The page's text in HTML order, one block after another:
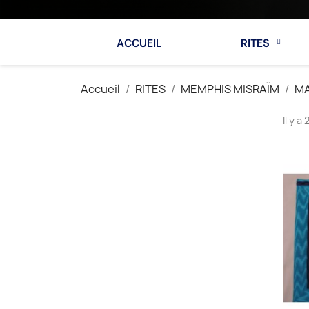
ACCUEIL RITES
Accueil RITES MEMPHIS MISRAÏM
Il y a